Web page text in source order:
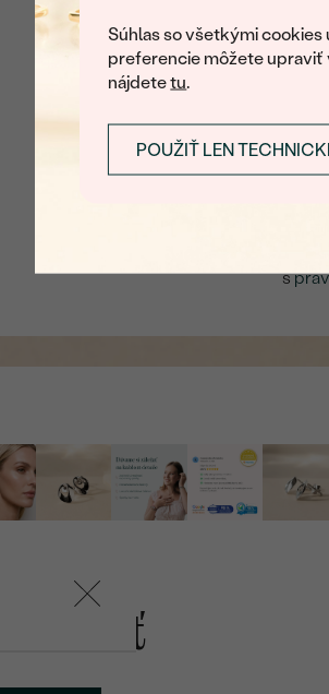
Súhlas so všetkými cookies
preferencie môžete upraviť
nájdetetu.
POUŽIŤ LEN
páčiť
U nás na vás stále čaká množstvo
s